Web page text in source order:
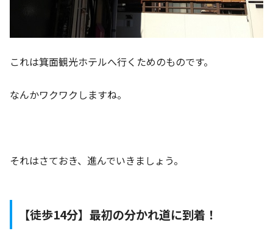
これは箕面観光ホテルへ行くためのものです。
なんかワクワクしますね。
それはさておき、進んでいきましょう。
【徒歩14分】最初の分かれ道に到着！